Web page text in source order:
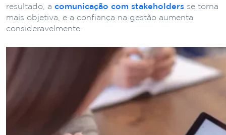
resultado, a comunicação com stakeholders se torna
mais objetiva, e a confiança na gestão aumenta
consideravelmente.